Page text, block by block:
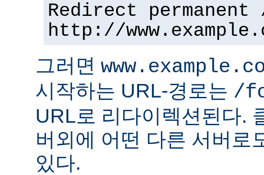
Redirect
http://
그러면
시작하는 URL-경로는 /
URL로 리다이렉션된다.
버외에 어떤 다른 서버로
있다.